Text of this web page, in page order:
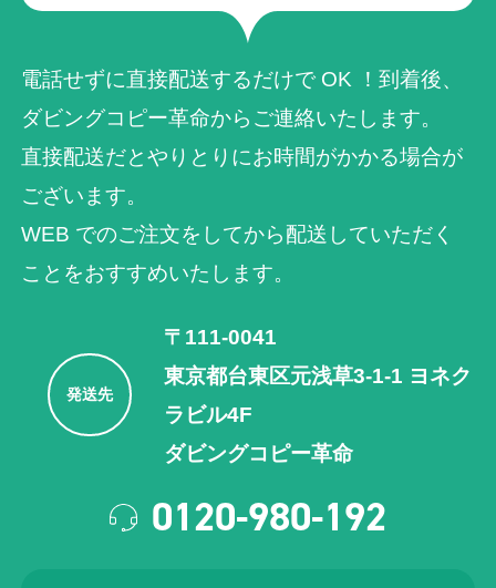
電話せずに直接配送するだけで OK ！到着後、
ダビングコピー革命からご連絡いたします。
直接配送だとやりとりにお時間がかかる場合が
ございます。
WEB でのご注⽂をしてから配送していただく
ことをおすすめいたします。
発送先
〒111-0041
東京都台東区元浅草3-1-1 ヨネク
ラビル4F
ダビングコピー革命
0120-980-192